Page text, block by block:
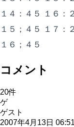
１４：４５ １６：
１５；４５ １７：
１６；４５
コメント
20件
ゲ
ゲスト
2007年4月13日 06:51